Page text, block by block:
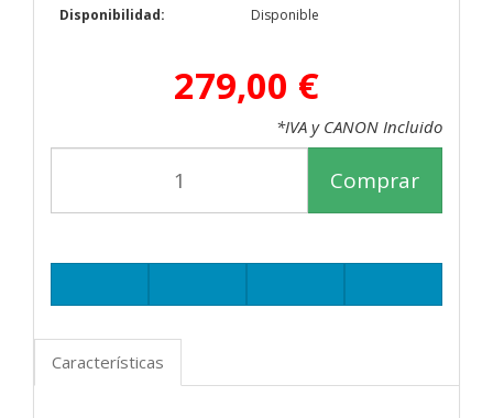
Disponibilidad:
Disponible
279,00 €
*IVA y CANON Incluido
Comprar
Características